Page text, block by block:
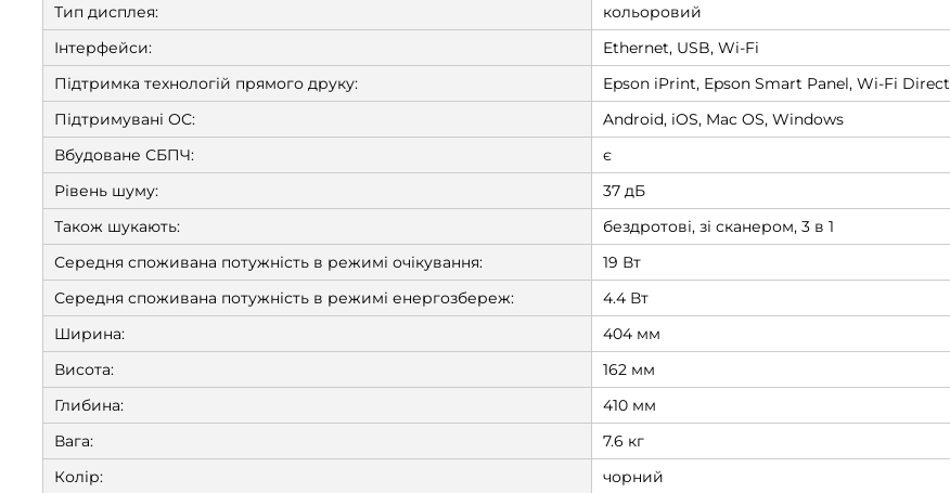
Тип дисплея:
кольоровий
Інтерфейси:
Ethernet, USB, Wi-Fi
Підтримка технологій прямого друку:
Epson iPrint, Epson Smart Panel, Wi-Fi Direct
Підтримувані ОС:
Android, iOS, Mac OS, Windows
Вбудоване СБПЧ:
є
Рівень шуму:
37 дБ
Також шукають:
бездротові, зі сканером, 3 в 1
Середня споживана потужність в режимі очікування:
19 Вт
Середня споживана потужність в режимі енергозбереж:
4.4 Вт
Ширина:
404 мм
Висота:
162 мм
Глибина:
410 мм
Вага:
7.6 кг
Колір:
чорний